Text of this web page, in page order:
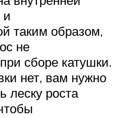
и
таким образом,
не
сборе катушки.
нет, вам нужно
леску роста